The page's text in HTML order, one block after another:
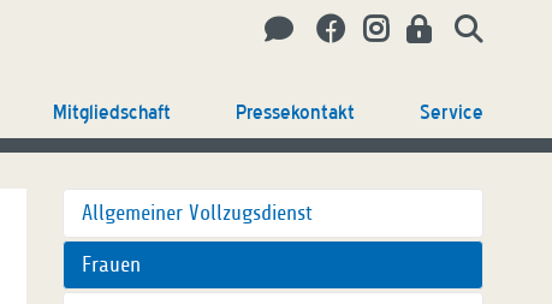
Mitgliedschaft Pressekontakt Service
Allgemeiner Vollzugsdienst
Frauen